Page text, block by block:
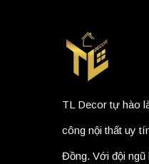
TL Decor tự hào
công nội thất uy
Đồng. Với đội